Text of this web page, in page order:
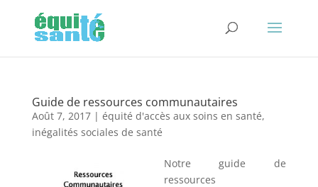
Guide de ressources communautaires
Août 7, 2017| équité d'accès aux soins en santé,
inégalités sociales de santé
Notre guide de
ressources